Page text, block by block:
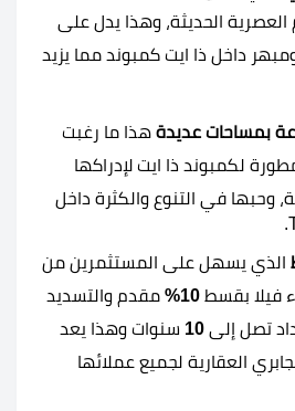
العصرية الحديثة، وهذا يدل على
داخل ذا ايت كمبوند مما يزيد
بمساحات عديدة هذا ما رغبت
لكمبوند ذا ايت لإدراكها
وحبها في التنوع والكثرة داخل
الذي يسهل على المستثمرين من
فيلا بقسط 10%
مقدم والتسديد
تصل إلى 10 سنوات وهذا يعد
العقارية لجميع عملائها